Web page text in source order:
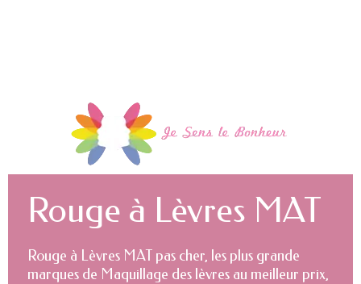
Rouge à Lèvres MAT
Rouge à Lèvres MAT pas cher, les plus grande
marques de Maquillage des lèvres au meilleur prix,